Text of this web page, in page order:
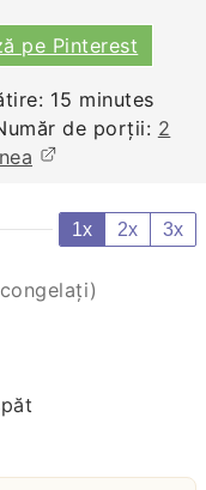
pe Pinterest
15 minutes
minutes
de porții: 2
1x 2x 3x